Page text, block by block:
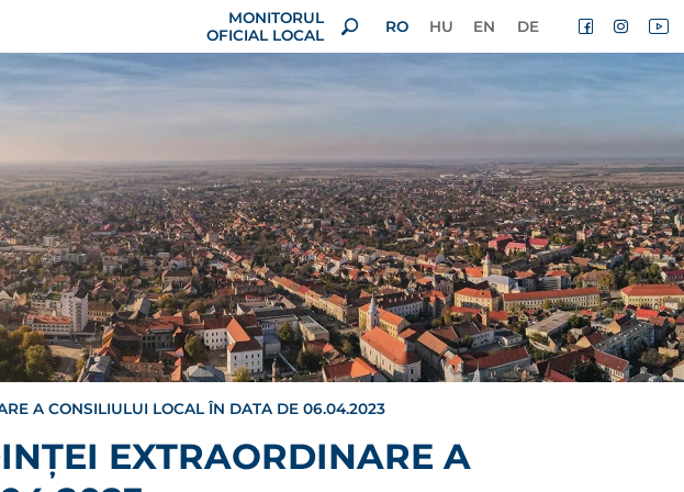
MONITORUL
OFICIAL LOCAL
RO HU EN DE
A CONSILIULUI LOCAL ÎN DATA DE 06.04.2023
EXTRAORDINARE A